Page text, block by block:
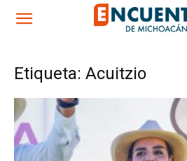
Etiqueta: Acuitzio